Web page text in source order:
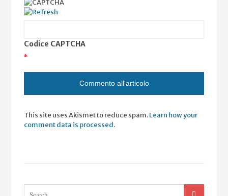
Codice CAPTCHA
*
This site uses Akismet to reduce spam.Learn how your
comment data is processed.